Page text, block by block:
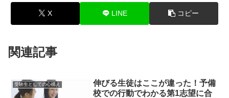
X LINE コピー
関連記事
受験生としての心構え
伸びる生徒はここが違った！予備
校での行動でわかる第1志望に合